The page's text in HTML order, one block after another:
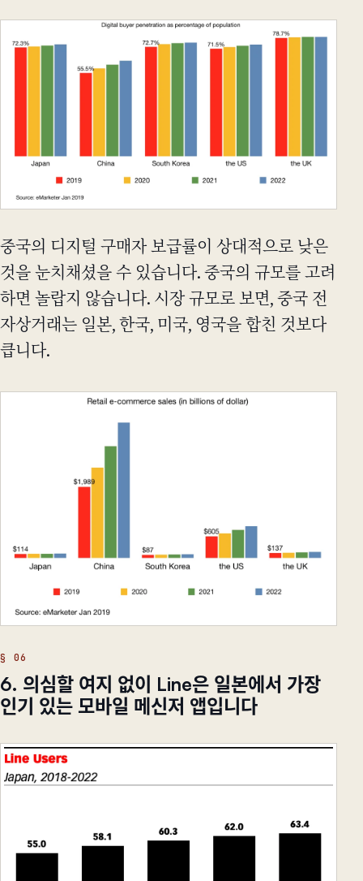
중국의 디지털 구매자 보급률이 상대적으로 낮은
것을 눈치채셨을 수 있습니다. 중국의 규모를 고려
하면 놀랍지 않습니다. 시장 규모로 보면, 중국 전
자상거래는 일본, 한국, 미국, 영국을 합친 것보다
큽니다.
6. 의심할 여지 없이 Line은 일본에서 가장
인기 있는 모바일 메신저 앱입니다